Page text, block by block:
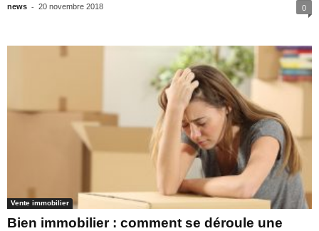
news - 20 novembre 2018 0
Vente immobilier
Bien immobilier : comment se déroule une